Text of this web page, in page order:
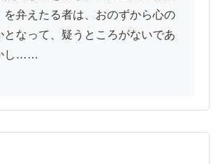
を弁えたる者は、おのずから心の
となって、疑うところがないであ
し……